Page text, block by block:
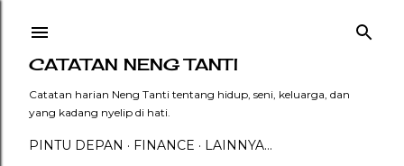
CATATAN NENG TANTI
Catatan harian Neng Tanti tentang hidup, seni, keluarga, dan
yang kadang nyelip di hati.
PINTU DEPAN FINANCE LAINNYA…